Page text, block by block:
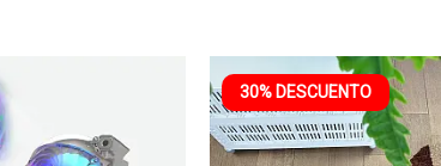
30% DESCUENTO